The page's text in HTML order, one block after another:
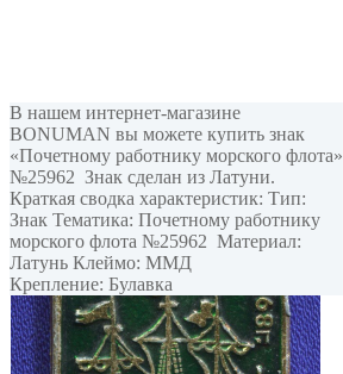
В нашем интернет-магазине
BONUMAN вы можете купить знак
«Почетному работнику морского флота»
№25962 Знак сделан из Латуни.
Краткая сводка характеристик: Тип:
Знак Тематика: Почетному работнику
морского флота №25962 Материал:
Латунь Клеймо: ММД
Крепление: Булавка